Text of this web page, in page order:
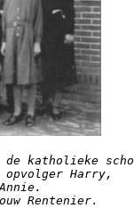
de katholieke
opvolger Harry,
Rentenier.